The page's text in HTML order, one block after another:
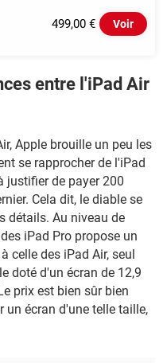
499,00 € Voir
entre l'iPad Air
Apple brouille un peu les
se rapprocher de l'iPad
justifier de payer 200
Cela dit, le diable se
détails. Au niveau de
iPad Pro propose un
celle des iPad Air, seul
doté d'un écran de 12,9
prix est bien sûr bien
un écran d'une telle taille,